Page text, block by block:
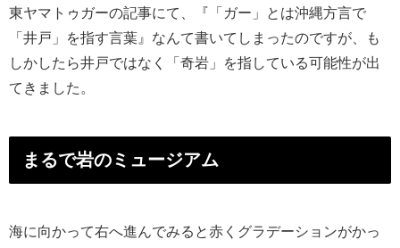
東ヤマトゥガーの記事にて、『「ガー」とは沖縄方言で
「井戸」を指す言葉』なんて書いてしまったのですが、も
しかしたら井戸ではなく「奇岩」を指している可能性が出
てきました。
まるで岩のミュージアム
海に向かって右へ進んでみると赤くグラデーションがかっ